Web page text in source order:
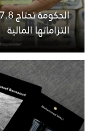
التزاماتها المالية